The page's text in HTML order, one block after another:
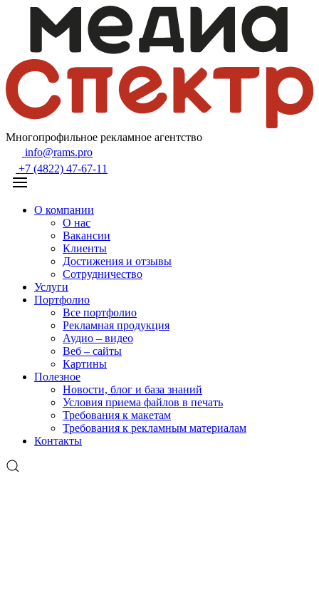
Многопрофильное рекламное агентство
info@rams.pro
+7 (4822) 47-67-11
О компании
О нас
Вакансии
Клиенты
Достижения и отзывы
Сотрудничество
Услуги
Портфолио
Все портфолио
Рекламная продукция
Аудио – видео
Веб – сайты
Картины
Полезное
Новости, блог и база знаний
Условия приема файлов в печать
Требования к макетам
Требования к рекламным материалам
Контакты